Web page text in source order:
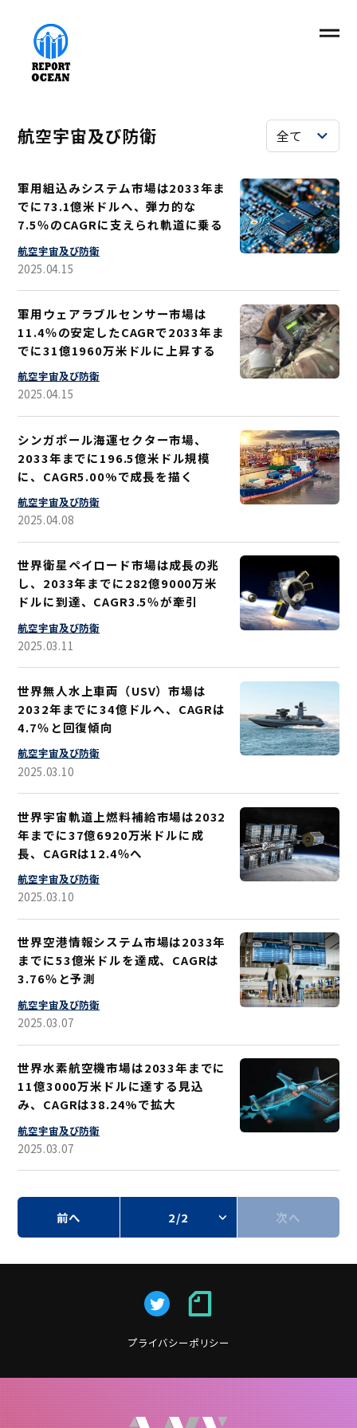
航空宇宙及び防衛
軍用組込みシステム市場は2033年ま
でに73.1億米ドルへ、弾力的な
7.5％のCAGRに支えられ軌道に乗る
航空宇宙及び防衛
2025.04.15
軍用ウェアラブルセンサー市場は
11.4％の安定したCAGRで2033年ま
でに31億1960万米ドルに上昇する
航空宇宙及び防衛
2025.04.15
シンガポール海運セクター市場、
2033年までに196.5億米ドル規模
に、CAGR5.00%で成長を描く
航空宇宙及び防衛
2025.04.08
世界衛星ペイロード市場は成長の兆
し、2033年までに282億9000万米
ドルに到達、CAGR3.5％が牽引
航空宇宙及び防衛
2025.03.11
世界無人水上車両（USV）市場は
2032年までに34億ドルへ、CAGRは
4.7％と回復傾向
航空宇宙及び防衛
2025.03.10
世界宇宙軌道上燃料補給市場は2032
年までに37億6920万米ドルに成
長、CAGRは12.4％へ
航空宇宙及び防衛
2025.03.10
世界空港情報システム市場は2033年
までに53億米ドルを達成、CAGRは
3.76％と予測
航空宇宙及び防衛
2025.03.07
世界水素航空機市場は2033年までに
11億3000万米ドルに達する見込
み、CAGRは38.24%で拡大
航空宇宙及び防衛
2025.03.07
前へ 2/2 次へ
プライバシーポリシー